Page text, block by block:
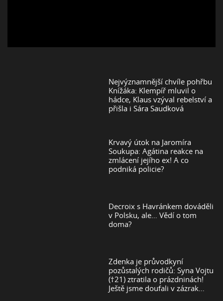
Nejvýznamnější chvíle pohřbu
Knížáka: Klempíř mluvil o
hádce, Klaus vzýval rebelství a
přišla i Sára Saudková
Krvavý útok na Jaromíra
Soukupa: Agátina reakce na
zmlácení jejího ex! A co
podniká policie?
Decroix s Havránkem dováděli
v Polsku, ale… Vědí o tom
doma?
Zdenka je průvodkyní
pozůstalých rodičů: Syna Vojtu
(†21) ztratila o prázdninách!
Ještě jsme doufali v zázrak…